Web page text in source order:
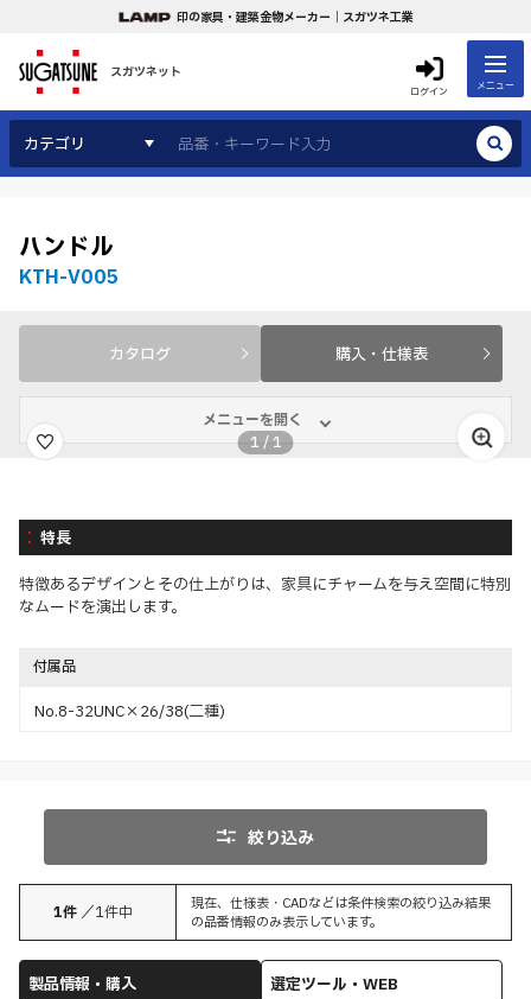
印の家具・建築金物メーカー｜スガツネ工業
スガツネット
ログイン メニュー
カテゴリ
ハンドル
KTH-V005
カタログ 購入・仕様表
メニューを開く
1 /1
特長
特徴あるデザインとその仕上がりは、家具にチャームを与え空間に特別
なムードを演出します。
付属品
No.8-32UNC×26/38(二種)
絞り込み
1件 ／1件中
現在、仕様表・CADなどは条件検索の絞り込み結果
の品番情報のみ表示しています。
製品情報・購入
選定ツール・WEB